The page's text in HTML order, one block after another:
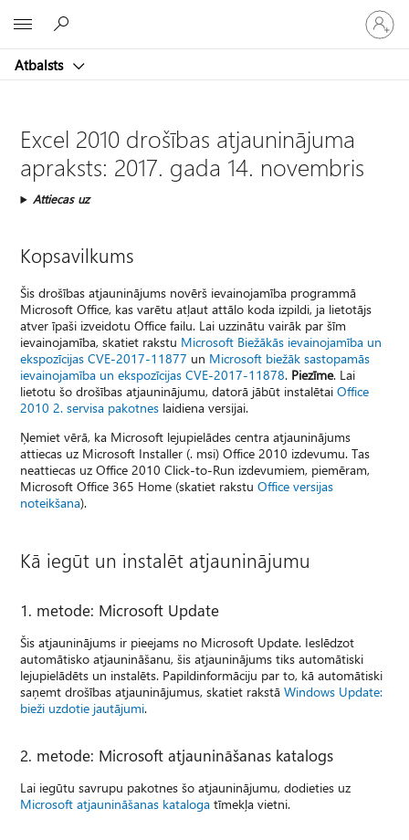
Atbalsts
savā
kontā
Excel 2010 drošības atjauninājuma
apraksts: 2017. gada 14. novembris
Attiecas uz
Kopsavilkums
Šis drošības atjauninājums novērš ievainojamība programmā
Microsoft Office, kas varētu atļaut attālo koda izpildi, ja lietotājs
atver īpaši izveidotu Office failu. Lai uzzinātu vairāk par šīm
ievainojamība, skatiet rakstu Microsoft Biežākās ievainojamība un
ekspozīcijas CVE-2017-11877 un Microsoft biežāk sastopamās
ievainojamība un ekspozīcijas CVE-2017-11878. Piezīme. Lai
lietotu šo drošības atjauninājumu, datorā jābūt instalētaiOffice
2010 2. servisa pakotnes laidiena versijai.
Ņemiet vērā, ka Microsoft lejupielādes centra atjauninājums
attiecas uz Microsoft Installer (. msi) Office 2010 izdevumu. Tas
neattiecas uz Office 2010 Click-to-Run izdevumiem, piemēram,
Microsoft Office 365 Home (skatiet rakstuOffice versijas
noteikšana).
Kā iegūt un instalēt atjauninājumu
1. metode: Microsoft Update
Šis atjauninājums ir pieejams no Microsoft Update. Ieslēdzot
automātisko atjaunināšanu, šis atjauninājums tiks automātiski
lejupielādēts un instalēts. Papildinformāciju par to, kā automātiski
saņemt drošības atjauninājumus, skatiet rakstāWindows Update:
bieži uzdotie jautājumi.
2. metode: Microsoft atjaunināšanas katalogs
Lai iegūtu savrupu pakotnes šo atjauninājumu, dodieties uz
Microsoft atjaunināšanas kataloga tīmekļa vietni.